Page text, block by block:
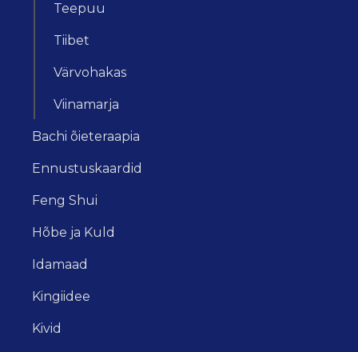
Teepuu
Tiibet
Värvohakas
Viinamarja
Bachi õieteraapia
Ennustuskaardid
Feng Shui
Hõbe ja Kuld
Idamaad
Kingiidee
Kivid